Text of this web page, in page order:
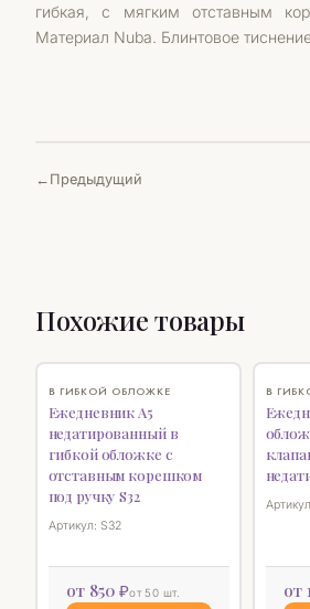
гибкая, с мягким отставным
Материал Nuba. Блинтовое
Предыдущий
Похожие товары
В ГИБКОЙ ОБЛОЖКЕ
Ежедневник А5
недатированный в
гибкой обложке c
отставным корешком
под ручку S32
Артикул: S32
от 850 ₽от 50 шт.
В
от